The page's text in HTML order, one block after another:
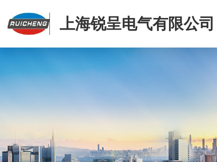
上海锐呈电气有限公司